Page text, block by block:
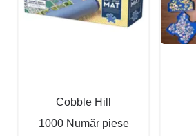
Cobble Hill
1000 Număr piese